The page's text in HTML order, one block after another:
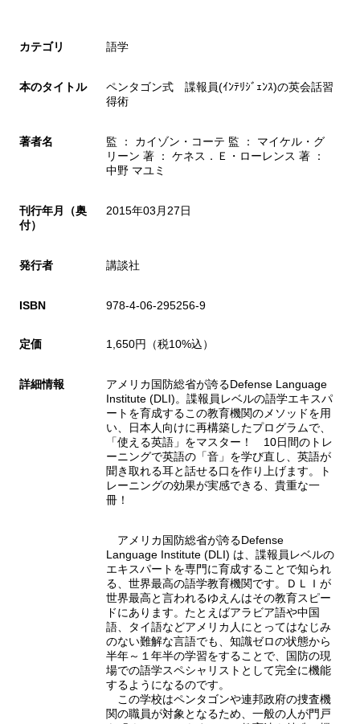
カテゴリ 語学
本のタイトル
ペンタゴン式 諜報員(ｲﾝﾃﾘｼﾞｪﾝｽ)の英会話習
得術
著者名
監 ： カイゾン・コーテ 監 ： マイケル・グ
リーン 著 ： ケネス．Ｅ・ローレンス 著 ：
中野 マユミ
刊行年月（奥
付）
2015年03月27日
発行者 講談社
ISBN 978-4-06-295256-9
定価 1,650円（税10%込）
詳細情報
アメリカ国防総省が誇るDefense Language
Institute (DLI)。諜報員レベルの語学エキスパ
ートを育成するこの教育機関のメソッドを用
い、日本人向けに再構築したプログラムで、
「使える英語」をマスター！ 10日間のトレ
ーニングで英語の「音」を学び直し、英語が
聞き取れる耳と話せる口を作り上げます。ト
レーニングの効果が実感できる、貴重な一
冊！
アメリカ国防総省が誇るDefense
Language Institute (DLI) は、諜報員レベルの
エキスパートを専門に育成することで知られ
る、世界最高の語学教育機関です。ＤＬＩが
世界最高と言われるゆえんはその教育スピー
ドにあります。たとえばアラビア語や中国
語、タイ語などアメリカ人にとってはなじみ
のない難解な言語でも、知識ゼロの状態から
半年～１年半の学習をすることで、国防の現
場での語学スペシャリストとして完全に機能
するようになるのです。
この学校はペンタゴンや連邦政府の捜査機
関の職員が対象となるため、一般の人が門戸